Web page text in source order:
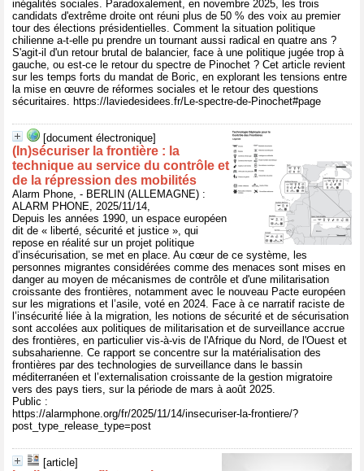
inégalités sociales. Paradoxalement, en novembre 2025, les trois
candidats d'extrême droite ont réuni plus de 50 % des voix au premier
tour des élections présidentielles. Comment la situation politique
chilienne a-t-elle pu prendre un tournant aussi radical en quatre ans ?
S'agit-il d'un retour brutal de balancier, face à une politique jugée trop à
gauche, ou est-ce le retour du spectre de Pinochet ? Cet article revient
sur les temps forts du mandat de Boric, en explorant les tensions entre
la mise en œuvre de réformes sociales et le retour des questions
sécuritaires. https://laviedesidees.fr/Le-spectre-de-Pinochet#page
[document électronique]
(In)sécuriser la frontière : la
technique au service du contrôle et
de la répression des mobilités
Alarm Phone, - BERLIN (ALLEMAGNE) :
ALARM PHONE, 2025/11/14,
Depuis les années 1990, un espace européen
dit de « liberté, sécurité et justice », qui
repose en réalité sur un projet politique
d’insécurisation, se met en place. Au cœur de ce système, les
personnes migrantes considérées comme des menaces sont mises en
danger au moyen de mécanismes de contrôle et d'une militarisation
croissante des frontières, notamment avec le nouveau Pacte européen
sur les migrations et l’asile, voté en 2024. Face à ce narratif raciste de
l’insécurité liée à la migration, les notions de sécurité et de sécurisation
sont accolées aux politiques de militarisation et de surveillance accrue
des frontières, en particulier vis-à-vis de l'Afrique du Nord, de l'Ouest et
subsaharienne. Ce rapport se concentre sur la matérialisation des
frontières par des technologies de surveillance dans le bassin
méditerranéen et l’externalisation croissante de la gestion migratoire
vers des pays tiers, sur la période de mars à août 2025.
Public :
https://alarmphone.org/fr/2025/11/14/insecuriser-la-frontiere/?
post_type_release_type=post
[article]